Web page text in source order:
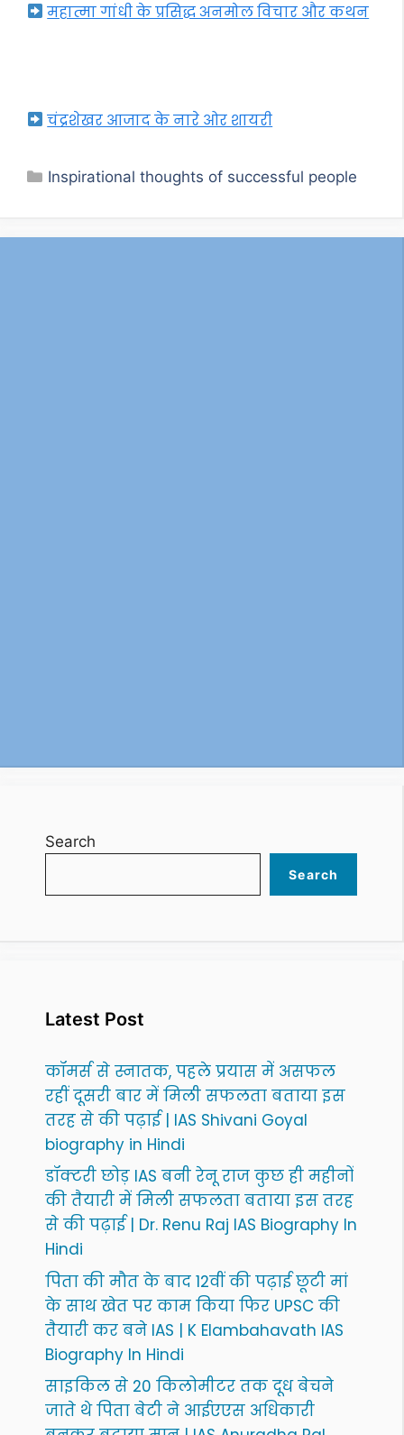
महात्मा गांधी के प्रसिद्ध अनमोल विचार और कथन
चंद्रशेखर आजाद के नारे ओर शायरी
Categories
Inspirational thoughts of successful people
Search
Search
Latest Post
कॉमर्स से स्नातक, पहले प्रयास में असफल
रहीं दूसरी बार में मिली सफलता बताया इस
तरह से की पढ़ाई | IAS Shivani Goyal
biography in Hindi
डॉक्टरी छोड़ IAS बनी रेनू राज कुछ ही महीनों
की तैयारी में मिली सफलता बताया इस तरह
से की पढ़ाई | Dr. Renu Raj IAS Biography In
Hindi
पिता की मौत के बाद 12वीं की पढ़ाई छूटी मां
के साथ खेत पर काम किया फिर UPSC की
तैयारी कर बने IAS | K Elambahavath IAS
Biography In Hindi
साइकिल से 20 किलोमीटर तक दूध बेचने
जाते थे पिता बेटी ने आईएएस अधिकारी